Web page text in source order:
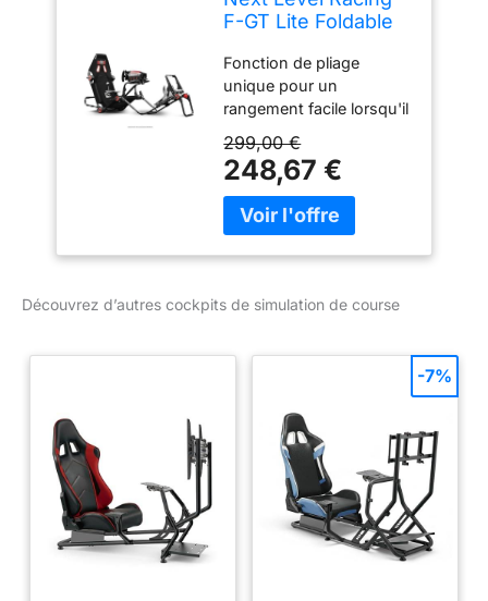
F-GT Lite Foldable
Fonction de pliage
unique pour un
rangement facile lorsqu'il
n'est pas utilisé Moyeux
durables et réglables qui
permettent un
changement de position
facile et rapide
Thrustmaster, Logitech
avec PlayStation, Xbox,
cm/47 pouces et jusqu'à
200 cm/79 pouces.
Limite d'utilisateur de 150
kg/330 lb
299,00 €
248,67 €
Découvrez d’autres cockpits de simulation de course
-7%